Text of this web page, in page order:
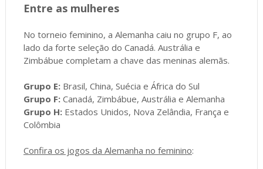
Entre as mulheres
No torneio feminino, a Alemanha caiu no grupo F, ao
lado da forte seleção do Canadá. Austrália e
Zimbábue completam a chave das meninas alemãs.
Grupo E: Brasil, China, Suécia e África do Sul
Grupo F: Canadá, Zimbábue, Austrália e Alemanha
Grupo H: Estados Unidos, Nova Zelândia, França e
Colômbia
Confira os jogos da Alemanha no feminino: